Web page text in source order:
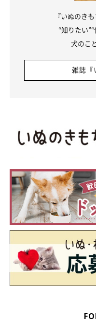
『いぬのき
“知りたい
犬のこ
雑誌『